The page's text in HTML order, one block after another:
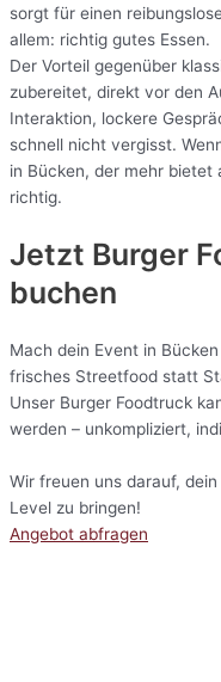
sorgt für einen
allem: richtig gutes Essen.
Der Vorteil gegenüber
zubereitet, direkt vor den
Interaktion, lockere
schnell nicht vergisst.
in Bücken, der mehr bietet
richtig.
Jetzt Burger
buchen
Mach dein Event in
frisches Streetfood statt
Unser Burger Foodtruck
werden – unkompliziert,
Wir freuen uns darauf,
Level zu bringen!
Angebot abfragen